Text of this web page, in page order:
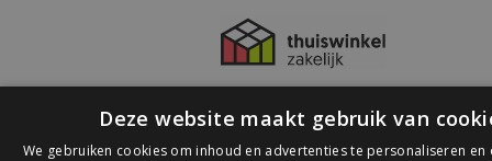
Deze website maakt gebruik van
We gebruiken cookies om inhoud en advertenties te personaliseren en